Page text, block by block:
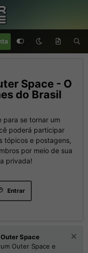
Space - O
do Brasil
para se tornar um
poderá participar
tópicos e postagens,
por meio de sua
privada!
Entrar
Space
Outer Space e